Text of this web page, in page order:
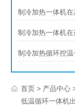
制冷加热一体机
制冷加热一体机
制冷加热循环控
首页 > 产品中心
低温循环一体机